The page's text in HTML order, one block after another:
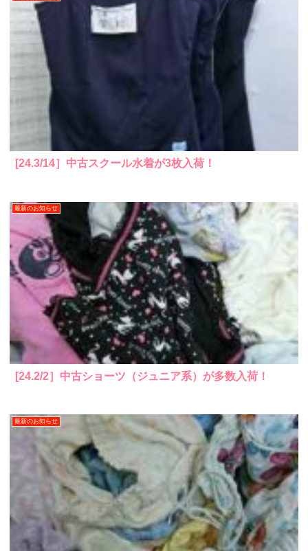
[24.3/14］中古スクール水着が3枚入荷！
最新のお知らせ
[24.2/2］中古ショーツ（ジュニア系）が多数入荷！
最新のお知らせ